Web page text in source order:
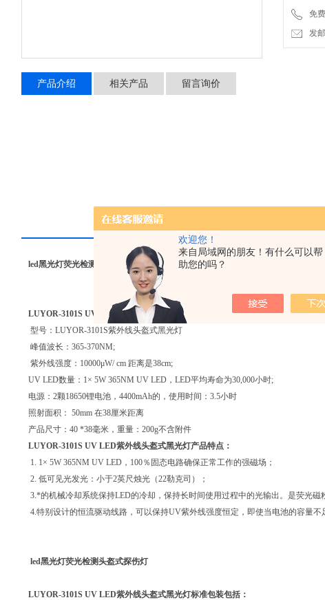
欢迎您！
来自局域网的朋友！有什么可以帮
助您的吗？
免
发
产品介绍 相关产品 留言询价
led黑光灯荧光检测头盔式探伤灯
LUYOR-3101S UV LED紫外线头盔式黑光灯规格：
型号：LUYOR-3101S紫外线头盔式黑光灯
峰值波长：365-370NM;
紫外线强度：10000μW/ cm 距离是38cm;
UV LED数量：1× 5W 365NM UV LED，LED平均寿命为30,000小时;
电源：2颗18650锂电池，4400mAh的，使用时间：3.5小时
照射面积： 50mm 在38厘米距离
产品尺寸：40 *38毫米，重量：200g不含附件
LUYOR-3101S UV LED紫外线头盔式黑光灯产品特点：
1. 1× 5W 365NM UV LED，100％固态电路确保正常工作的强磁场；
2. 低可见光发光：小于2英尺烛光（22勒克司）；
3.*的机械冷却系统保持LED的冷却，保持长时间使用过程中的光输出。是荧光磁
4.特别设计的恒流驱动线路，可以保持UV紫外线强度恒定，即使当电池的容量不
led黑光灯荧光检测头盔式探伤灯
LUYOR-3101S UV LED紫外线头盔式黑光灯标准包装包括：